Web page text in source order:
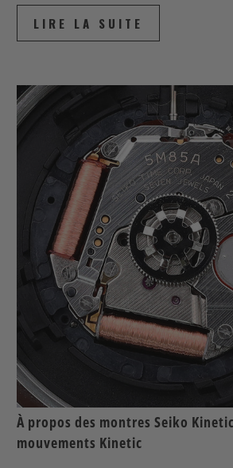
LIRE LA SUITE
À propos des montres Seiko
mouvements Kinetic